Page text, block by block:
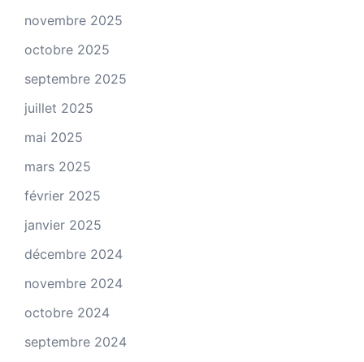
novembre 2025
octobre 2025
septembre 2025
juillet 2025
mai 2025
mars 2025
février 2025
janvier 2025
décembre 2024
novembre 2024
octobre 2024
septembre 2024